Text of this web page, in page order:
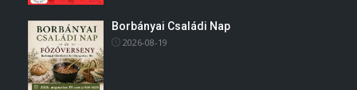
Borbányai Családi Nap
2026-08-19